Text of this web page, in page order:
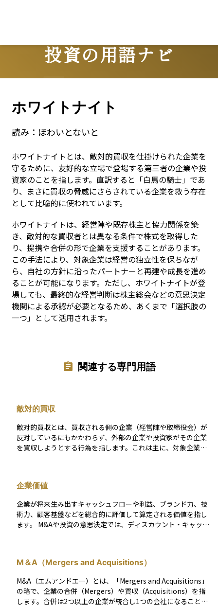
投資の用語ナビ
Terms
ホワイトナイト
読み： ほわいとないと
ホワイトナイトとは、敵対的買収を仕掛けられた企業を
守るために、友好的な立場で登場する第三者の企業や投
資家のことを指します。直訳すると「白馬の騎士」であ
り、まさに買収の脅威にさらされている企業を救う存在
として比喩的に使われています。
ホワイトナイトは、経営陣や既存株主と協力関係を築
き、敵対的な買収者とは異なる条件で株式を取得した
り、提携や合併の形で企業を支援することがあります。
この手法により、対象企業は経営の独立性を保ちなが
ら、自社の方針に沿ったパートナーと再建や成長を進め
ることが可能になります。ただし、ホワイトナイトが登
場しても、最終的な経営判断は株主総会などの意思決定
機関による承認が必要となるため、あくまで「選択肢の
一つ」として活用されます。
関連する専門用語
敵対的買収
敵対的買収とは、買収される側の企業（経営陣や取締役会）が
反対しているにもかかわらず、外部の企業や投資家がその企業
を買収しようとする行為を指します。これは主に、対象企業の
っては、プレミアム価格での買収提案となることがあり、歓迎
されることもあります。このような状況では、買収防衛策やホ
ワイトナイト（友好的な第三者）などが用いられることもあり
ます。
企業価値
企業が将来生み出すキャッシュフローや利益、ブランド力、技
術力、顧客基盤などを総合的に評価して算定される価値を指し
ます。 M&Aや投資の意思決定では、ディスカウント・キャッシ
わるため、近年はESG（環境・社会・ガバナンス）視点も加味
される傾向があります。企業価値の向上を図る施策は、市場で
の信用力や株価形成にも大きく影響します。
M＆A（Mergers and Acquisitions）
M&A（エムアンドエー）とは、「Mergers and Acquisitions」
の略で、企業の合併（Mergers）や買収（Acquisitions）を指
します。合併は2つ以上の企業が統合し1つの会社になること